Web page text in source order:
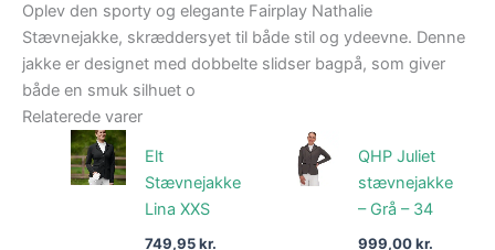
Oplev den sporty og elegante Fairplay Nathalie
Stævnejakke, skræddersyet til både stil og ydeevne. Denne
jakke er designet med dobbelte slidser bagpå, som giver
både en smuk silhuet o
Relaterede varer
Elt
Stævnejakke
Lina XXS
749,95kr.
QHP Juliet
stævnejakke
– Grå – 34
999,00kr.